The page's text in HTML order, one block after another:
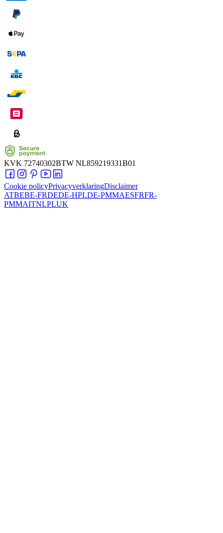
KVK 72740302BTW NL859219331B01
Cookie policyPrivacyverklaringDisclaimer
ATBEBE-FRDEDE-HPLDE-PMMAESFRFR-
PMMAITNLPLUK